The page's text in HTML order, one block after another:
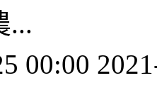
...
00:00